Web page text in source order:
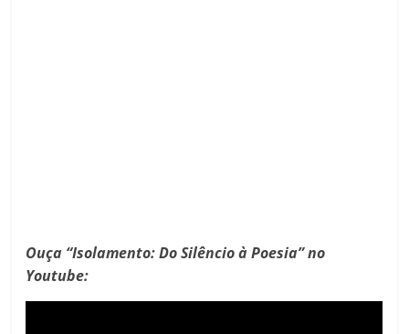
Ouça “Isolamento: Do Silêncio à Poesia” no
Youtube: